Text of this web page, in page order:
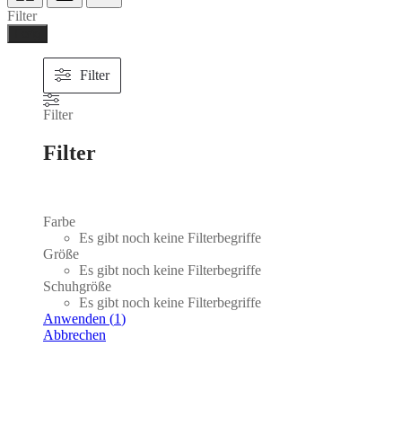
Filter
Filter
Filter
Filter
Farbe
Es gibt noch keine Filterbegriffe
Größe
Es gibt noch keine Filterbegriffe
Schuhgröße
Es gibt noch keine Filterbegriffe
Anwenden (1)
Abbrechen